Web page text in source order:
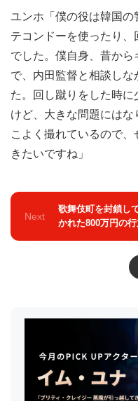
ユンホ「僕の役は韓国の
テコンドーを使ったり
でした。僕自身、昔か
で、内田監督と相談し
た。回し蹴りをした時
けど、大きな問題には
こよく撮れているので
きたいですね」
Next
歌舞伎町を封鎖し
かれた800万円の